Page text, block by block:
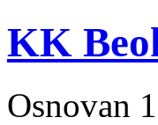
KK
Osnovan